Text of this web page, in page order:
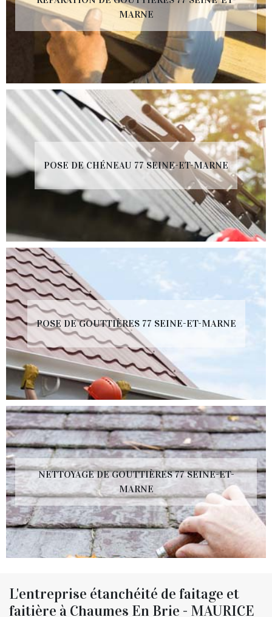
MARNE
POSE DE CHÉNEAU 77 SEINE-ET-MARNE
POSE DE GOUTTIÈRES 77 SEINE-ET-MARNE
NETTOYAGE DE GOUTTIÈRES 77 SEINE-ET-
MARNE
L'entreprise étanchéité de faitage et
faitière à Chaumes En Brie - MAURICE